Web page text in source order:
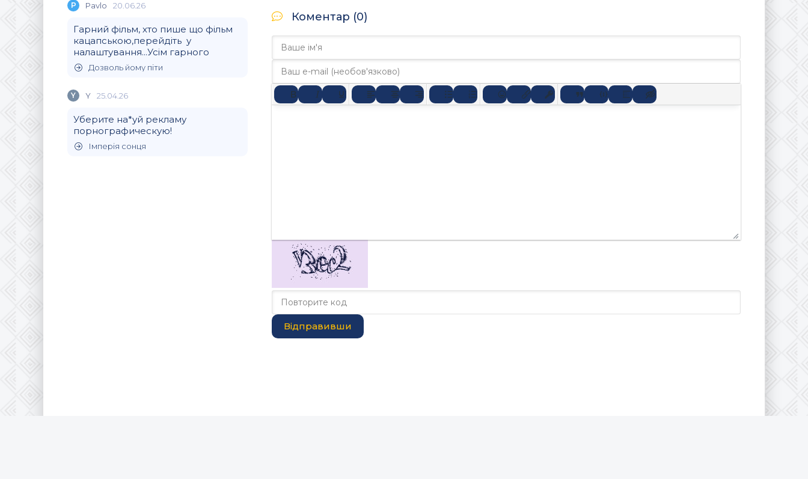
P Pavlo 20.06.26
Гарний фільм, хто пише що фільм
кацапською,перейдіть у
налаштування...Усім гарного
Дозволь йому піти
Y Y 25.04.26
Уберите на*уй рекламу
порнографическую!
Імперія сонця
Коментар (0)
Відправивши